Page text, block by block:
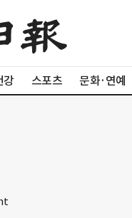
강 스포츠 문화·연예